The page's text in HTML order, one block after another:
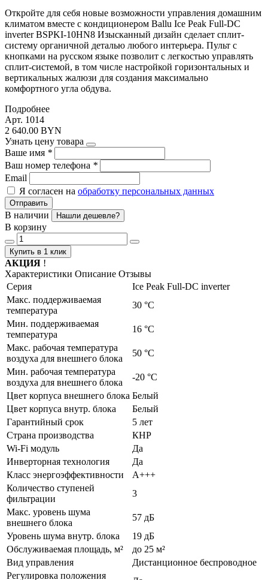
Откройте для себя новые возможности управления домашним
климатом вместе с кондиционером Ballu Ice Peak Full-DC
inverter BSPKI-10HN8 Изысканный дизайн сделает сплит-
систему органичной деталью любого интерьера. Пульт с
кнопками на русском языке позволит с легкостью управлять
сплит-системой, в том числе настройкой горизонтальных и
вертикальных жалюзи для создания максимально
комфортного угла обдува.
Подробнее
Арт. 1014
2 640.00 BYN
Узнать цену товара
Ваше имя *
Ваш номер телефона *
Email
Я согласен на обработку персональных данных
Отправить
В наличии Нашли дешевле?
В корзину
Купить в 1 клик
АКЦИЯ !
Характеристики Описание Отзывы
Серия
Ice Peak Full-DC inverter
Макс. поддерживаемая
температура
30 °С
Мин. поддерживаемая
температура
16 °С
Макс. рабочая температура
воздуха для внешнего блока
50 °С
Мин. рабочая температура
воздуха для внешнего блока
-20 °С
Цвет корпуса внешнего блока Белый
Цвет корпуса внутр. блока
Белый
Гарантийный срок
5 лет
Страна производства
КНР
Wi-Fi модуль
Да
Инверторная технология
Да
Класс энергоэффективности
А+++
Количество ступеней
фильтрации
3
Макс. уровень шума
внешнего блока
57 дБ
Уровень шума внутр. блока
19 дБ
Обслуживаемая площадь, м²
до 25 м²
Вид управления
Дистанционное беспроводное
Регулировка положения